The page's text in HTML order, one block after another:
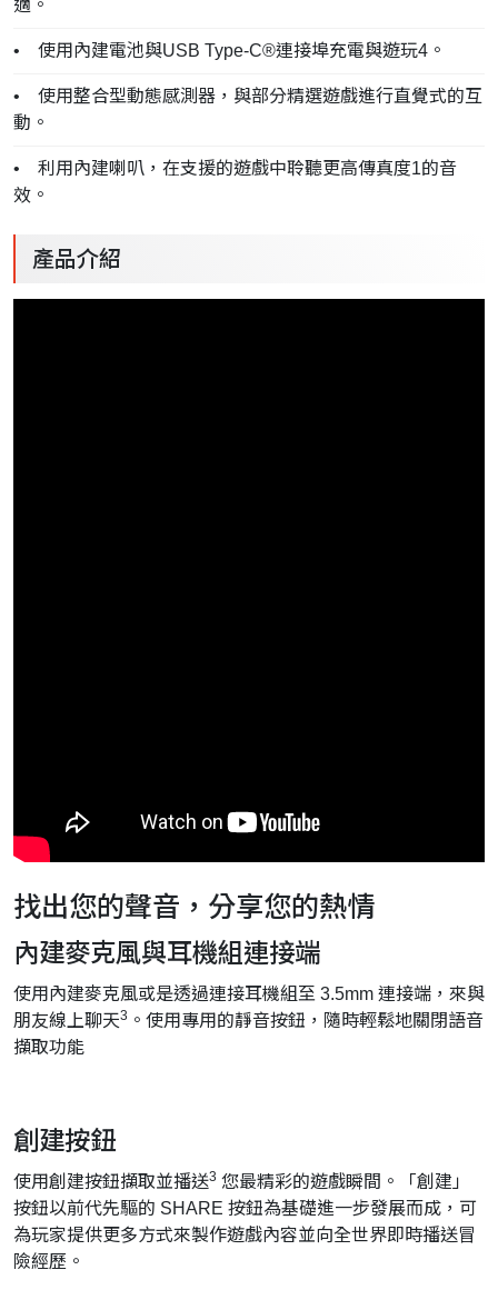
適。
• 使用內建電池與USB Type-C®連接埠充電與遊玩4。
• 使用整合型動態感測器，與部分精選遊戲進行直覺式的互
動。
• 利用內建喇叭，在支援的遊戲中聆聽更高傳真度1的音
效。
產品介紹
找出您的聲音，分享您的熱情
內建麥克風與耳機組連接端
使用內建麥克風或是透過連接耳機組至 3.5mm 連接端，來與
朋友線上聊天3 。使用專用的靜音按鈕，隨時輕鬆地關閉語音
擷取功能
創建按鈕
使用創建按鈕擷取並播送3 您最精彩的遊戲瞬間。「創建」
按鈕以前代先驅的 SHARE 按鈕為基礎進一步發展而成，可
為玩家提供更多方式來製作遊戲內容並向全世界即時播送冒
險經歷。